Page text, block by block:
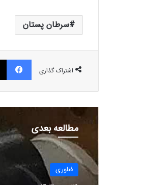
سرطان پستان
اشتراک گذاری
فیسبوک
مطالعه بعدی
فناوری